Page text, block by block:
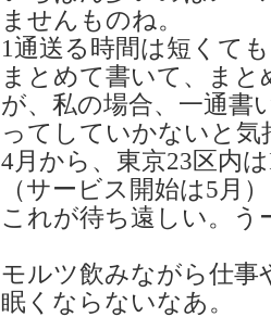
ませんものね。
1通送る時間は短くて
まとめて書いて、ま
が、私の場合、一通書
ってしていかないと気
4月から、東京23区内
（サービス開始は5月
これが待ち遠しい。う
モルツ飲みながら仕
眠くならないなあ。